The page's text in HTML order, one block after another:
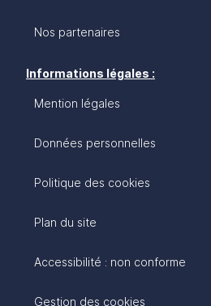
Nos partenaires
Informations légales :
Mention légales
Données personnelles
Politique des cookies
Plan du site
Accessibilité : non conforme
Gestion des cookies